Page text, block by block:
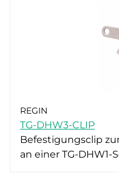
REGIN
TG-DHW3-CLIP
Befestigungsclip
an einer TG-DHW1-